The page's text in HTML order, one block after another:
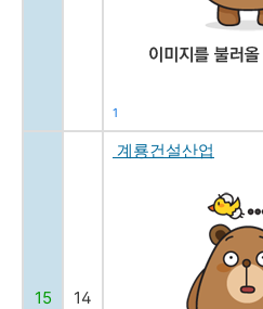
1
15 14
계룡건설산업